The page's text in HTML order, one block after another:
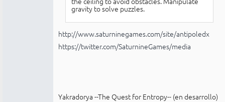
gravity to solve puzzles.
http://www.saturninegames.com/site/antipoledx
https://twitter.com/SaturnineGames/media
Yakradorya --The Quest for Entropy-- (en desarrollo)